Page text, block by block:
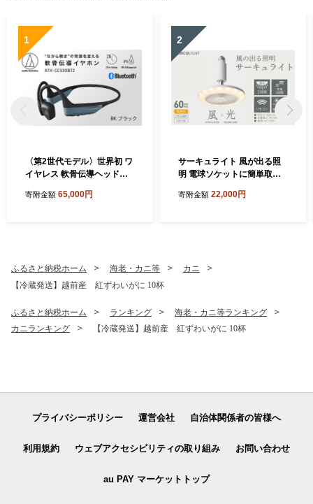
1
〈第2世代モデル〉世界初 ワ
イヤレス 軟骨伝導ヘッドホ
ク） オーディオテクニカ
寄附金額 65,000円
2
サーキュライト 風が出る照
明 電球ソケットに簡単取付
シャ】
寄附金額 22,000円
ふるさと納税ホーム 海老・カニ等
カニ
【冷蔵発送】越前産 紅ずわいがに 10杯
ふるさと納税ホーム ランキング
海老・カニ等ランキング
カニランキング
【冷蔵発送】越前産 紅ずわいがに 10杯
プライバシーポリシー 運営会社 自治体関係者の皆様へ
利用規約 ウェブアクセシビリティの取り組み お問い合わせ
au PAY マーケットトップ